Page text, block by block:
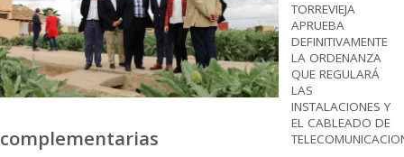
complementarias
TORREVIEJA
APRUEBA
DEFINITIVAMENTE
LA ORDENANZA
QUE REGULARÁ
LAS
INSTALACIONES Y
EL CABLEADO DE